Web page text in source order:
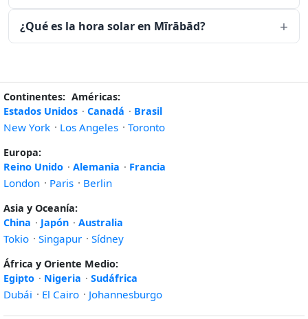
¿Qué es la hora solar en Mīrābād?
Continentes: Américas:
Estados Unidos · Canadá · Brasil
New York · Los Angeles · Toronto
Europa:
Reino Unido · Alemania · Francia
London · Paris · Berlin
Asia y Oceanía:
China · Japón · Australia
Tokio · Singapur · Sídney
África y Oriente Medio:
Egipto · Nigeria · Sudáfrica
Dubái · El Cairo · Johannesburgo